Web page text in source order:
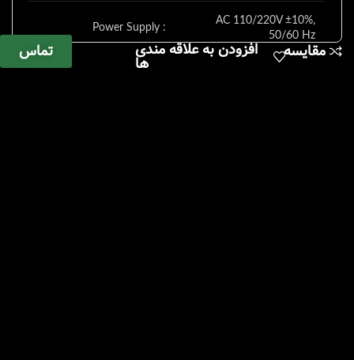
Power Supply :
AC 110/220V ±10%,
50/60 Hz
مقایسه افزودن به علاقه مندی
ها
تماس